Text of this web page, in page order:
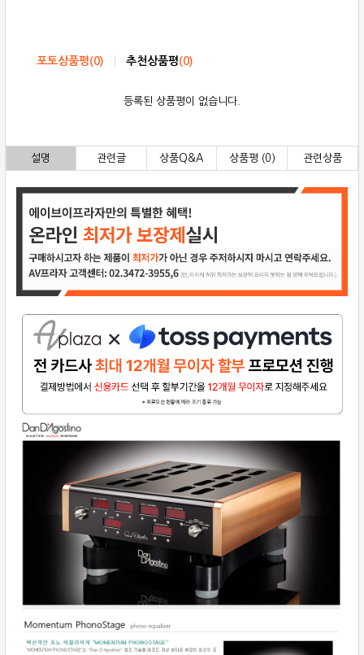
포토상품평(0) 추천상품평(0)
등록된 상품평이 없습니다.
설명 관련글 상품Q&A 상품평 (0) 관련상품